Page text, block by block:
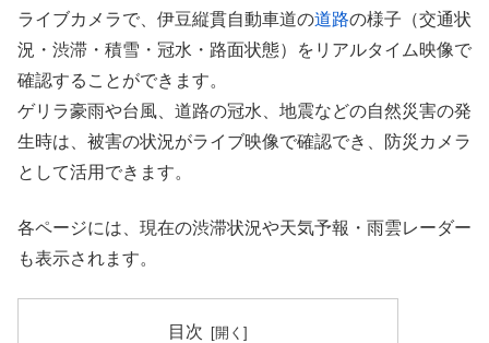
ライブカメラで、伊豆縦貫自動車道の道路の様子（交通状
況・渋滞・積雪・冠水・路面状態）をリアルタイム映像で
確認することができます。
ゲリラ豪雨や台風、道路の冠水、地震などの自然災害の発
生時は、被害の状況がライブ映像で確認でき、防災カメラ
として活用できます。
各ページには、現在の渋滞状況や天気予報・雨雲レーダー
も表示されます。
目次